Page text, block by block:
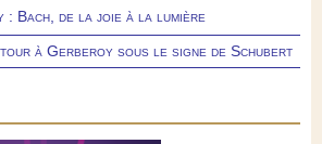
: Bach, de la joie à la lumière
à Gerberoy sous le signe de Schubert